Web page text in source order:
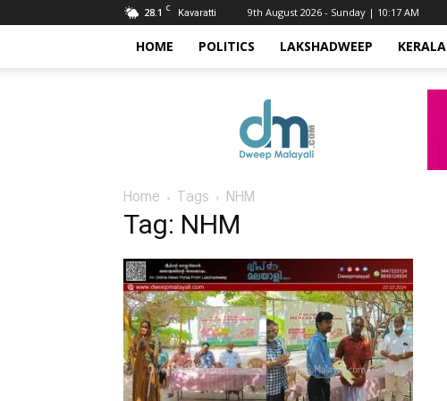
28.1 C Kavaratti 9th August 2026 - Sunday | 10:17 AM
HOME POLITICS LAKSHADWEEP KERALA
Home Tags NHM
Tag: NHM